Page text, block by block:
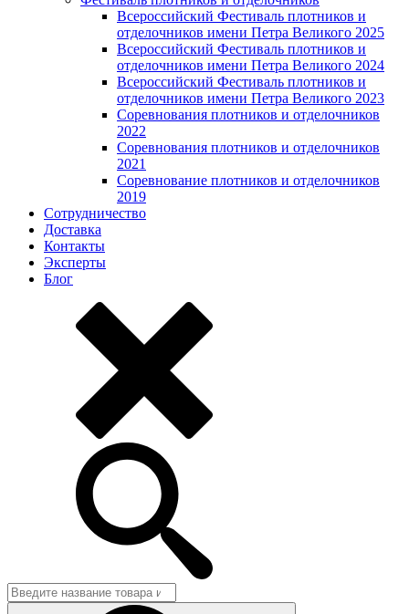
Всероссийский Фестиваль плотников и
отделочников имени Петра Великого 2025
Всероссийский Фестиваль плотников и
отделочников имени Петра Великого 2024
Всероссийский Фестиваль плотников и
отделочников имени Петра Великого 2023
Соревнования плотников и отделочников
2022
Соревнования плотников и отделочников
2021
Соревнование плотников и отделочников
2019
Сотрудничество
Доставка
Контакты
Эксперты
Блог